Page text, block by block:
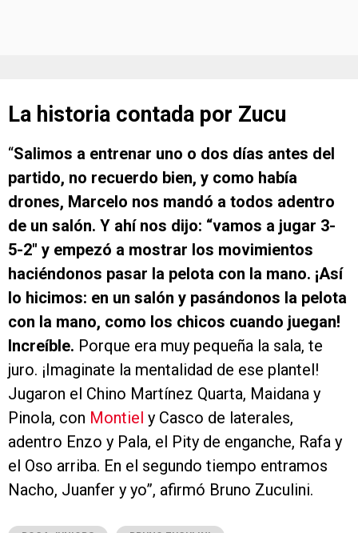
La historia contada por Zucu
“Salimos a entrenar uno o dos días antes del
partido, no recuerdo bien, y como había
drones, Marcelo nos mandó a todos adentro
de un salón. Y ahí nos dijo: “vamos a jugar 3-
5-2″ y empezó a mostrar los movimientos
haciéndonos pasar la pelota con la mano. ¡Así
lo hicimos: en un salón y pasándonos la pelota
con la mano, como los chicos cuando juegan!
Increíble. Porque era muy pequeña la sala, te
juro. ¡Imaginate la mentalidad de ese plantel!
Jugaron el Chino Martínez Quarta, Maidana y
Pinola, con Montiel y Casco de laterales,
adentro Enzo y Pala, el Pity de enganche, Rafa y
el Oso arriba. En el segundo tiempo entramos
Nacho, Juanfer y yo”, afirmó Bruno Zuculini.